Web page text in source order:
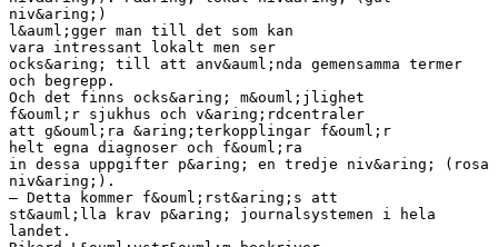
niv&aring;)
l&auml;gger man till det som kan
vara intressant lokalt men ser
ocks&aring; till att anv&auml;nda gemensamma termer
och begrepp.
Och det finns ocks&aring; m&ouml;jlighet
f&ouml;r sjukhus och v&aring;rdcentraler
att g&ouml;ra &aring;terkopplingar f&ouml;r
helt egna diagnoser och f&ouml;ra
in dessa uppgifter p&aring; en tredje niv&aring; (rosa
niv&aring;).
– Detta kommer f&ouml;rst&aring;s att
st&auml;lla krav p&aring; journalsystemen i hela
landet.